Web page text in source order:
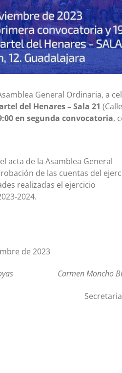
General Ordinaria, a
del Henares – Sala 21
en segunda convocatoria,
acta de la Asamblea General
de las cuentas del
realizadas el ejercicio
2024.
de 2023
Carmen Moncho
Secretaria